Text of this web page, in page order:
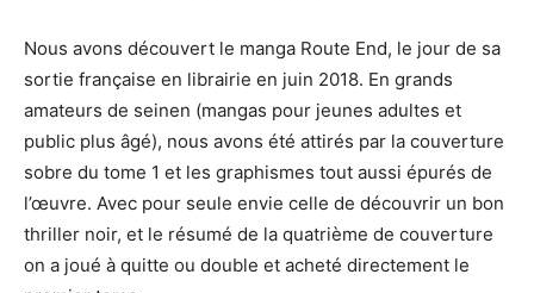
Nous avons découvert le manga Route End, le jour de sa
sortie française en librairie en juin 2018. En grands
amateurs de seinen (mangas pour jeunes adultes et
public plus âgé), nous avons été attirés par la couverture
sobre du tome 1 et les graphismes tout aussi épurés de
l’œuvre. Avec pour seule envie celle de découvrir un bon
thriller noir, et le résumé de la quatrième de couverture
on a joué à quitte ou double et acheté directement le